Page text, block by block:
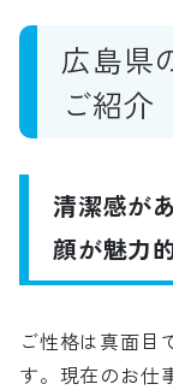
広島県
ご紹介
清潔感が
顔が魅力
ご性格は真面目
す。現在のお仕